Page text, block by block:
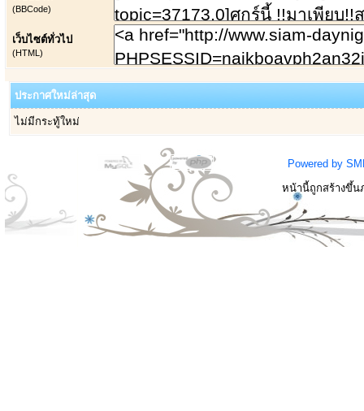
(BBCode)
เว็บไซต์ทั่วไป
(HTML)
ประกาศใหม่ล่าสุด
ไม่มีกระทู้ใหม่
Powered by
หน้านี้ถูกสร้างขึ้น